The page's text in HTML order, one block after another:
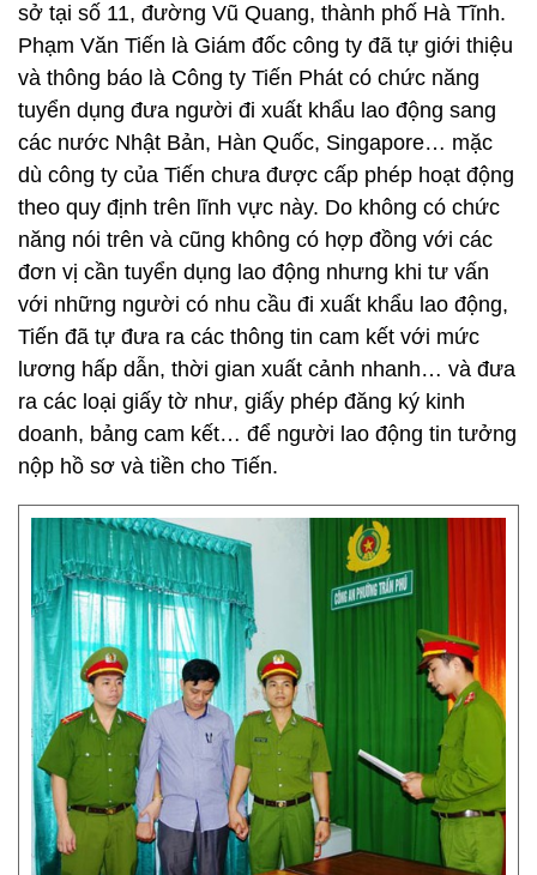
sở tại số 11, đường Vũ Quang, thành phố Hà Tĩnh.
Phạm Văn Tiến là Giám đốc công ty đã tự giới thiệu
và thông báo là Công ty Tiến Phát có chức năng
tuyển dụng đưa người đi xuất khẩu lao động sang
các nước Nhật Bản, Hàn Quốc, Singapore… mặc
dù công ty của Tiến chưa được cấp phép hoạt động
theo quy định trên lĩnh vực này. Do không có chức
năng nói trên và cũng không có hợp đồng với các
đơn vị cần tuyển dụng lao động nhưng khi tư vấn
với những người có nhu cầu đi xuất khẩu lao động,
Tiến đã tự đưa ra các thông tin cam kết với mức
lương hấp dẫn, thời gian xuất cảnh nhanh… và đưa
ra các loại giấy tờ như, giấy phép đăng ký kinh
doanh, bảng cam kết… để người lao động tin tưởng
nộp hồ sơ và tiền cho Tiến.